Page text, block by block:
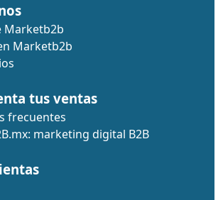
Marketb2b
Marketb2b
tus ventas
frecuentes
marketing digital B2B